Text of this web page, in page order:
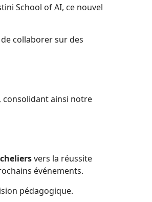
School of AI, ce nouvel
collaborer sur des
consolidant ainsi notre
vers la réussite
événements.
pédagogique.